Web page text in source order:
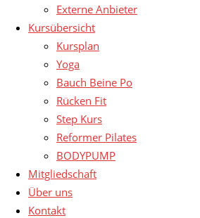
Externe Anbieter
Kursübersicht
Kursplan
Yoga
Bauch Beine Po
Rücken Fit
Step Kurs
Reformer Pilates
BODYPUMP
Mitgliedschaft
Über uns
Kontakt